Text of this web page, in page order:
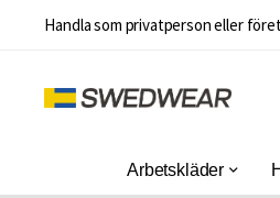
Handla som privatperson eller
Arbetskläder